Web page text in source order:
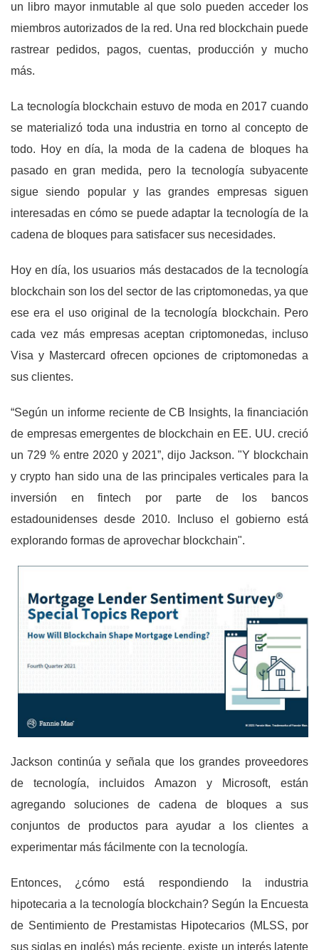
un libro mayor inmutable al que solo pueden acceder los
miembros autorizados de la red. Una red blockchain puede
rastrear pedidos, pagos, cuentas, producción y mucho
más.
La tecnología blockchain estuvo de moda en 2017 cuando
se materializó toda una industria en torno al concepto de
todo. Hoy en día, la moda de la cadena de bloques ha
pasado en gran medida, pero la tecnología subyacente
sigue siendo popular y las grandes empresas siguen
interesadas en cómo se puede adaptar la tecnología de la
cadena de bloques para satisfacer sus necesidades.
Hoy en día, los usuarios más destacados de la tecnología
blockchain son los del sector de las criptomonedas, ya que
ese era el uso original de la tecnología blockchain. Pero
cada vez más empresas aceptan criptomonedas, incluso
Visa y Mastercard ofrecen opciones de criptomonedas a
sus clientes.
“Según un informe reciente de CB Insights, la financiación
de empresas emergentes de blockchain en EE. UU. creció
un 729 % entre 2020 y 2021”, dijo Jackson. "Y blockchain
y crypto han sido una de las principales verticales para la
inversión en fintech por parte de los bancos
estadounidenses desde 2010. Incluso el gobierno está
explorando formas de aprovechar blockchain".
Jackson continúa y señala que los grandes proveedores
de tecnología, incluidos Amazon y Microsoft, están
agregando soluciones de cadena de bloques a sus
conjuntos de productos para ayudar a los clientes a
experimentar más fácilmente con la tecnología.
Entonces, ¿cómo está respondiendo la industria
hipotecaria a la tecnología blockchain? Según la Encuesta
de Sentimiento de Prestamistas Hipotecarios (MLSS, por
sus siglas en inglés) más reciente, existe un interés latente